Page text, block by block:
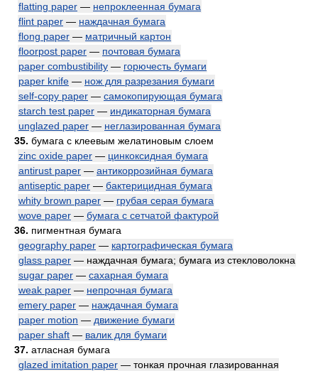
flatting paper — непроклеенная бумага
flint paper — наждачная бумага
flong paper — матричный картон
floorpost paper — почтовая бумага
paper combustibility — горючесть бумаги
paper knife — нож для разрезания бумаги
self-copy paper — самокопирующая бумага
starch test paper — индикаторная бумага
unglazed paper — неглазированная бумага
35. бумага с клеевым желатиновым слоем
zinc oxide paper — цинкоксидная бумага
antirust paper — антикоррозийная бумага
antiseptic paper — бактерицидная бумага
whity brown paper — грубая серая бумага
wove paper — бумага с сетчатой фактурой
36. пигментная бумага
geography paper — картографическая бумага
glass paper — наждачная бумага; бумага из стекловолокна
sugar paper — сахарная бумага
weak paper — непрочная бумага
emery paper — наждачная бумага
paper motion — движение бумаги
paper shaft — валик для бумаги
37. атласная бумага
glazed imitation paper — тонкая прочная глазированная